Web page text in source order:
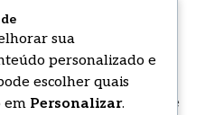
de história em 2026,
além da avenida e
brasileira como
Pedro Sampaio, Belo e
sua
personalizado e
escolher quais
em Personalizar.